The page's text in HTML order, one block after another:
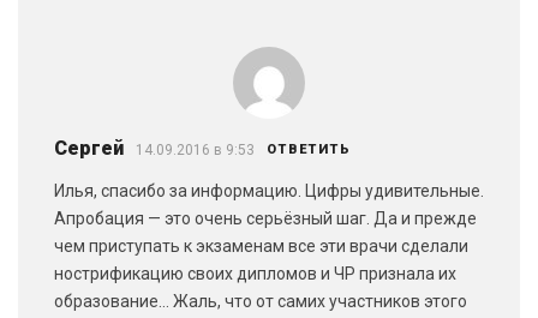
Сергей 14.09.2016 в 9:53 ОТВЕТИТЬ
Илья, спасибо за информацию. Цифры удивительные.
Апробация — это очень серьёзный шаг. Да и прежде
чем приступать к экзаменам все эти врачи сделали
нострификацию своих дипломов и ЧР признала их
образование… Жаль, что от самих участников этого